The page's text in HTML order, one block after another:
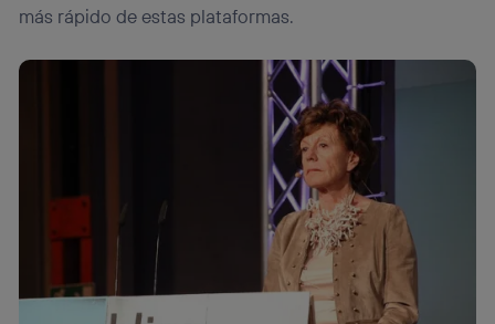
más rápido de estas plataformas.
Si utilizasdatos móviles, el marketing será más
personalizado, ya que se basará únicamente en la
Puedes gestionar los consentimientos Utiq seleccionando
“Administrar Utiq” en la parte inferior de esta página web o
portal de privacidad de Utiq
. Para más información, consulta
política de privacidad de Utiq